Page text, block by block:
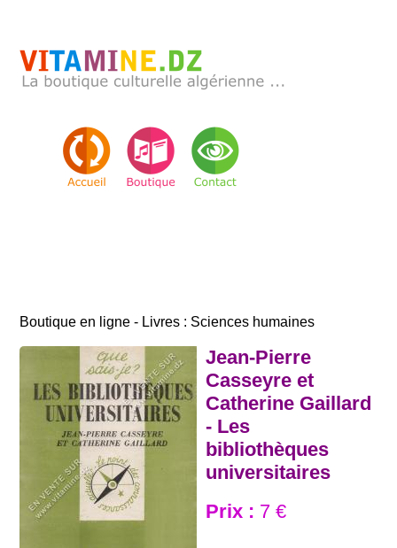
Boutique en ligne - Livres : Sciences humaines
Jean-Pierre
Casseyre et
Catherine Gaillard
- Les
bibliothèques
universitaires
Prix : 7 €